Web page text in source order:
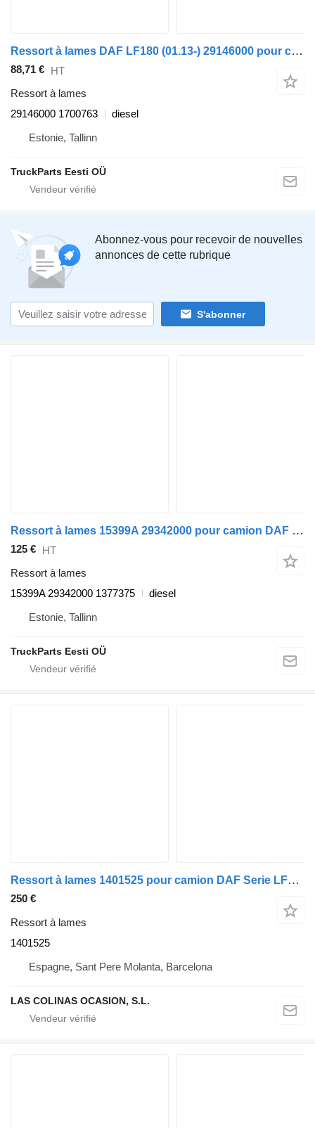
Ressort à lames DAF LF180 (01.13-) 29146000 pour camion DAF LF45, LF55, LF180, CF65, CF75, CF85 (2001-)
88,71 € HT
Ressort à lames
29146000 1700763
diesel
Estonie, Tallinn
TruckParts Eesti OÜ
Abonnez-vous pour recevoir de nouvelles
annonces de cette rubrique
S'abonner
Ressort à lames 15399A 29342000 pour camion DAF LF45, LF55, LF180, CF65, CF75, CF85 (2001-)
125 € HT
Ressort à lames
15399A 29342000 1377375
diesel
Estonie, Tallinn
TruckParts Eesti OÜ
Ressort à lames 1401525 pour camion DAF Serie LF55.XXX desde 06
250 €
Ressort à lames
1401525
Espagne, Sant Pere Molanta, Barcelona
LAS COLINAS OCASION, S.L.